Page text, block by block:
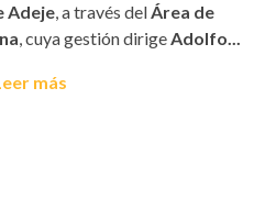
Adeje, a través delÁrea de
, cuya gestión dirigeAdolfo...
más